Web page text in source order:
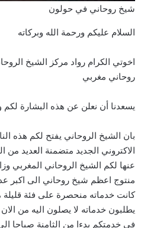
شيخ روحاني في حولون
السلام عليكم ورحمة الله وبركاته
اخوتي الكرام رواد مركز الشيخ
روحاني مغربي
يسعدنا أن نعلن عن هذه البشارة
بان الشيخ الروحاني يفتح لكم هذه
الاكتروني الجديد متضمنة العديد
عنها لكم الشيخ الروحاني المغربي
منتوج اعظم شيخ روحاني الى اكبر
كانت خدماته منحصرة على فئة قليلة
يطلبون خدماته لا يصلون اليه من
في خدمتكم بدءا من الثامنة صباحا الى